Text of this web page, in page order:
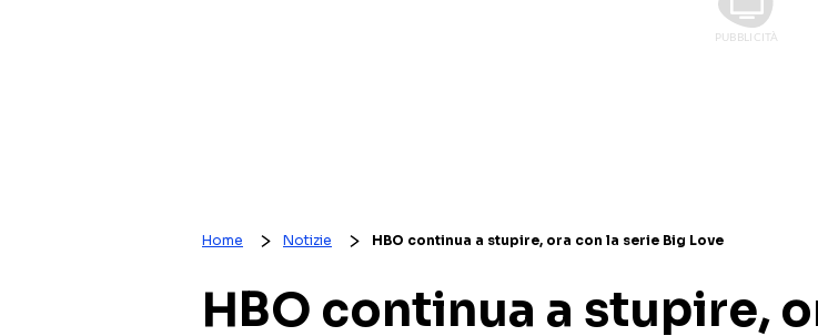
Home Notizie HBO continua a stupire, ora con la serie Big Love
HBO continua a stupire,